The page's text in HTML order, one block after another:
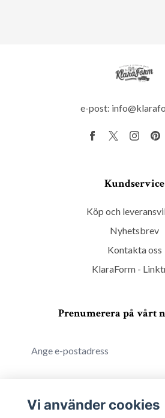
e-post:
Kundservice
Köp och
Nyhetsbrev
Kontakta oss
KlaraForm -
Prenumerera på vårt
Vi använder cookies